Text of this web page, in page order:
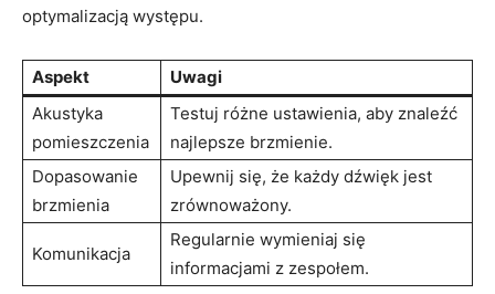
optymalizacją występu.
Aspekt
Uwagi
Akustyka
pomieszczenia
Testuj różne ustawienia, aby znaleźć
najlepsze brzmienie.
Dopasowanie
brzmienia
Upewnij się, że każdy dźwięk jest
zrównoważony.
Komunikacja
Regularnie wymieniaj się
informacjami z zespołem.